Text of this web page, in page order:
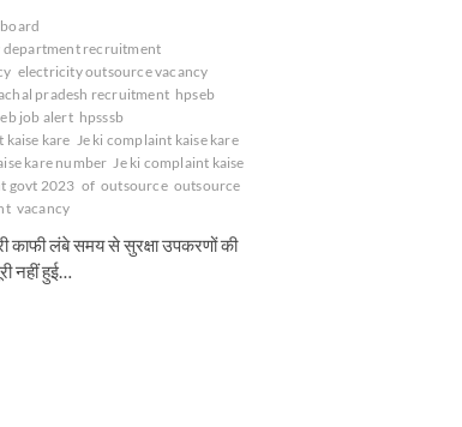
recruitment
electricity outsource vacancy
pradesh recruitment hpseb
job alert hpsssb
kaise kare Je ki complaint kaise kare
kare number Je ki complaint kaise
govt 2023 of outsource outsource
vacancy
काफी लंबे समय से सुरक्षा उपकरणों की
नहीं हुई…